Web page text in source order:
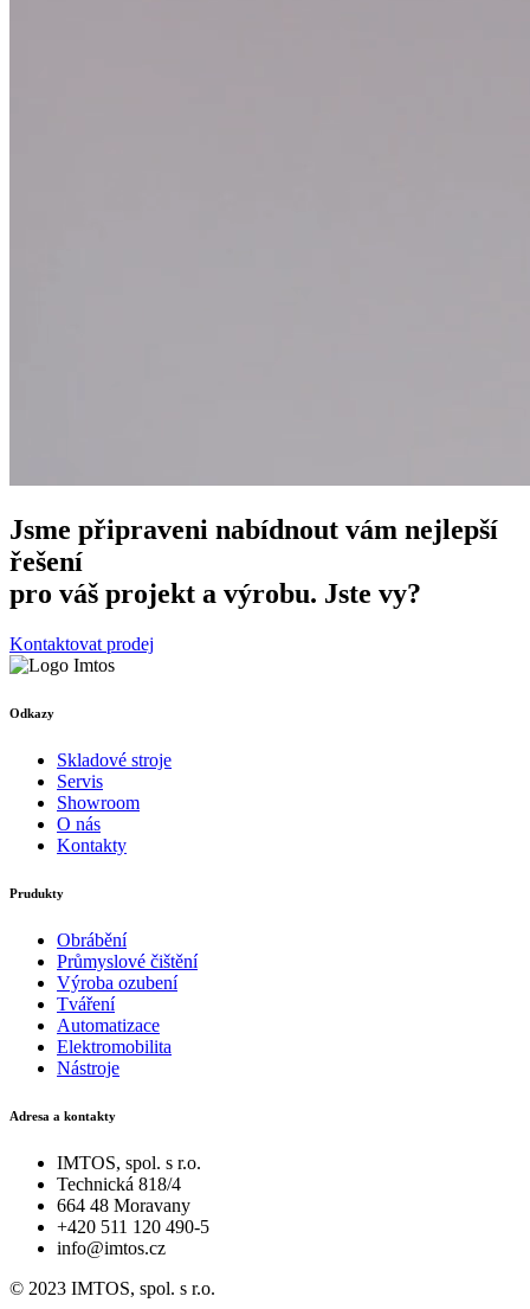
Jsme připraveni nabídnout vám nejlepší
řešení
pro váš projekt a výrobu. Jste vy?
Kontaktovat prodej
Odkazy
Skladové stroje
Servis
Showroom
O nás
Kontakty
Prudukty
Obrábění
Průmyslové čištění
Výroba ozubení
Tváření
Automatizace
Elektromobilita
Nástroje
Adresa a kontakty
IMTOS, spol. s r.o.
Technická 818/4
664 48 Moravany
+420 511 120 490-5
info@imtos.cz
© 2023 IMTOS, spol. s r.o.